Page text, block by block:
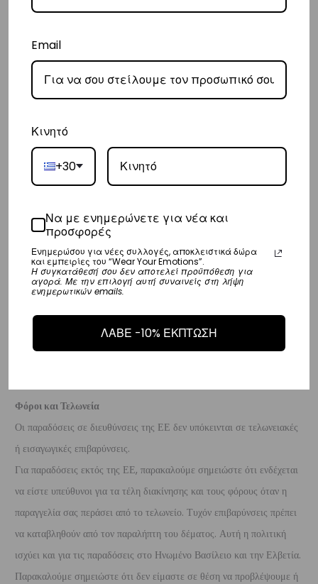
Διεθνή
– Τα έξοδα αποστολής για όλο τον υπόλοιπο κόσμο είναι στα€35
– Η συνεργαζόμενη εταιρεία ταχυμεταφορών,DHL, θα αναλάβει την
– Οι χρόνοι παράδοσης κυμαίνονται συνήθως από 3-10 εργάσιμες
ημέρες.
Επιστροφές είναι δεκτές εντός 14 ημερών από την ημερομηνία αγοράς
του προϊόντος χωρίς να έχετε την υποχρέωση να αναφέρετε τους
λόγους της επιστροφής, υπό την προϋπόθεση ότι η συσκευασία και το
προϊόν είναι άθικτα.Τα έξοδα αποστολής για την επιστροφή,
τραπεζικό λογαριασμό (Εθνικής, Alpha, Πειραιώς ή Eurobank) που
θα μας δώσετε μέσα σε 10 μέρες που θα παραλάβουμε το
Φόροι και Τελωνεία
Οι παραδόσεις σε διευθύνσεις της ΕΕ δεν υπόκεινται σε τελωνειακές
ή εισαγωγικές επιβαρύνσεις.
Για παραδόσεις εκτός της ΕΕ, παρακαλούμε σημειώστε ότι ενδέχεται
να είστε υπεύθυνοι για τα τέλη διακίνησης και τους φόρους όταν η
παραγγελία σας περάσει από το τελωνείο. Τυχόν επιβαρύνσεις πρέπει
να καταβληθούν από τον παραλήπτη του δέματος. Αυτή η πολιτική
ισχύει και για τις παραδόσεις στο Ηνωμένο Βασίλειο και την Ελβετία.
Παρακαλούμε σημειώστε ότι δεν είμαστε σε θέση να προβλέψουμε ή
Email
Κινητό
+30
Να με ενημερώνετε για νέα και
προσφορές
Ενημερώσου για νέες συλλογές, αποκλειστικά δώρα
και εμπειρίες του “Wear Your Emotions”.
Η συγκατάθεσή σου δεν αποτελεί προϋπόθεση για
αγορά. Με την επιλογή αυτή συναινείς στη λήψη
ενημερωτικών emails.
ΛΑΒΕ -10% ΕΚΠΤΩΣΗ